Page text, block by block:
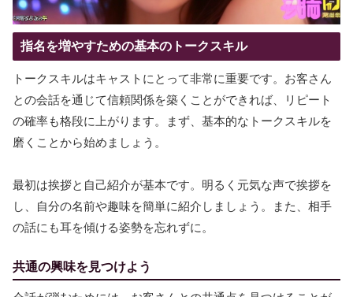
指名を増やすための基本のトークスキル
トークスキルはキャストにとって非常に重要です。お客さん
との会話を通じて信頼関係を築くことができれば、リピート
の確率も格段に上がります。まず、基本的なトークスキルを
磨くことから始めましょう。
最初は挨拶と自己紹介が基本です。明るく元気な声で挨拶を
し、自分の名前や趣味を簡単に紹介しましょう。また、相手
の話にも耳を傾ける姿勢を忘れずに。
共通の興味を見つけよう